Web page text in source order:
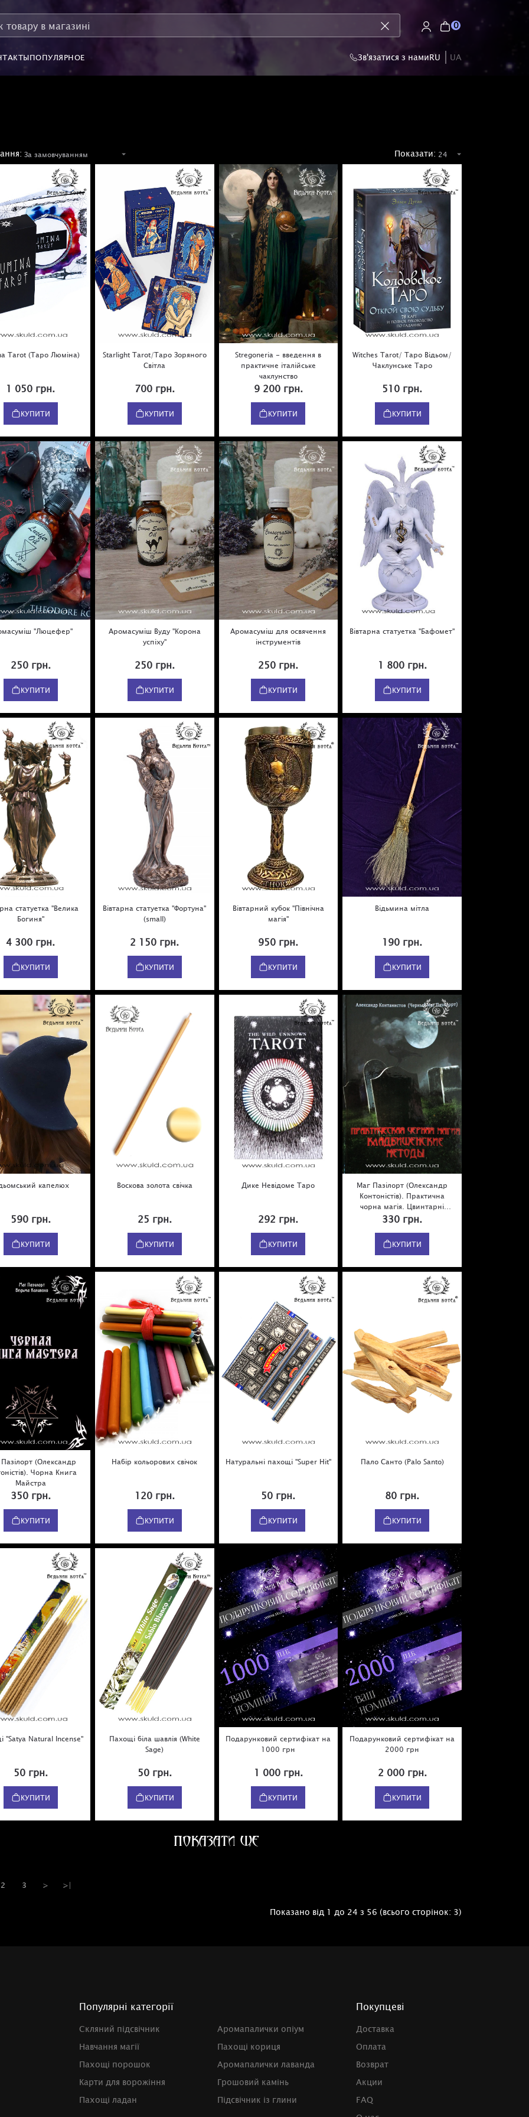
0
ПОПУЛЯРНОЕ Зв'язатися з намиRU UA
Показати:
Tarot (Таро Люміна)
1 050 грн.
КУПИТИ
Starlight Tarot/Таро Зоряного
Світла
700 грн.
КУПИТИ
Stregoneria - введення в
практичне італійське
чаклунство
9 200 грн.
КУПИТИ
Witches Tarot/ Таро Відьом/
Чаклунське Таро
510 грн.
КУПИТИ
"Люцефер"
250 грн.
КУПИТИ
Аромасуміш Вуду "Корона
успіху"
250 грн.
КУПИТИ
Аромасуміш для освячення
інструментів
250 грн.
КУПИТИ
Вівтарна статуетка "Бафомет"
1 800 грн.
КУПИТИ
статуетка "Велика
Богиня"
4 300 грн.
КУПИТИ
Вівтарна статуетка "Фортуна"
(small)
2 150 грн.
КУПИТИ
Вівтарний кубок "Північна
магія"
950 грн.
КУПИТИ
Відьмина мітла
190 грн.
КУПИТИ
капелюх
590 грн.
КУПИТИ
Воскова золота свічка
25 грн.
КУПИТИ
Дике Невідоме Таро
292 грн.
КУПИТИ
Маг Пазілорт (Олександр
Контоністів). Практична
чорна магія. Цвинтарні
методи
330 грн.
КУПИТИ
(Олександр
Чорна Книга
Майстра
350 грн.
КУПИТИ
Набір кольорових свічок
120 грн.
КУПИТИ
Натуральні пахощі "Super Hit"
50 грн.
КУПИТИ
Пало Санто (Palo Santo)
80 грн.
КУПИТИ
"Satya Natural Incense"
50 грн.
КУПИТИ
Пахощі біла шавлія (White
Sage)
50 грн.
КУПИТИ
Подарунковий сертифікат на
1000 грн
1 000 грн.
КУПИТИ
Подарунковий сертифікат на
2000 грн
2 000 грн.
КУПИТИ
ПОКАЗАТИ ЩЕ
2 3 > >|
Показано від 1 до 24 з 56 (всього сторінок: 3)
Популярні категорії
Скляний підсвічник
Аромапалички опіум
Навчання магії
Пахощі кориця
Пахощі порошок
Аромапалички лаванда
Карти для ворожіння
Грошовий камінь
Пахощі ладан
Підсвічник із глини
Покупцеві
Доставка
Оплата
Возврат
Акции
FAQ